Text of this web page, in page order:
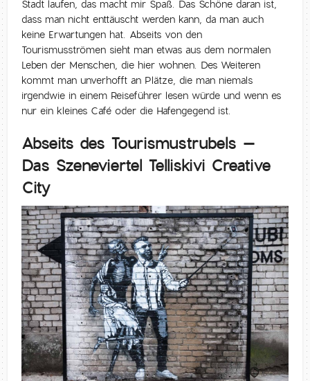
Stadt laufen, das macht mir Spaß. Das Schöne daran ist,
dass man nicht enttäuscht werden kann, da man auch
keine Erwartungen hat. Abseits von den
Tourismusströmen sieht man etwas aus dem normalen
Leben der Menschen, die hier wohnen. Des Weiteren
kommt man unverhofft an Plätze, die man niemals
irgendwie in einem Reiseführer lesen würde und wenn es
nur ein kleines Café oder die Hafengegend ist.
Abseits des Tourismustrubels –
Das Szeneviertel Telliskivi Creative
City